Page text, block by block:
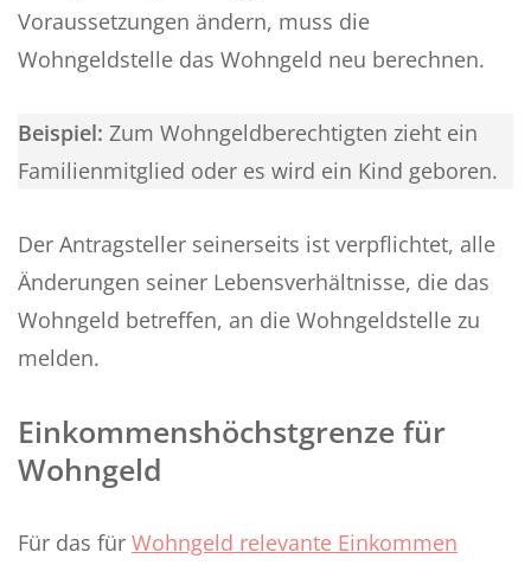
Voraussetzungen ändern, muss die
Wohngeldstelle das Wohngeld neu berechnen.
Beispiel: Zum Wohngeldberechtigten zieht ein
Familienmitglied oder es wird ein Kind geboren.
Der Antragsteller seinerseits ist verpflichtet, alle
Änderungen seiner Lebensverhältnisse, die das
Wohngeld betreffen, an die Wohngeldstelle zu
melden.
Einkommenshöchstgrenze für
Wohngeld
Für das für Wohngeld relevante Einkommen